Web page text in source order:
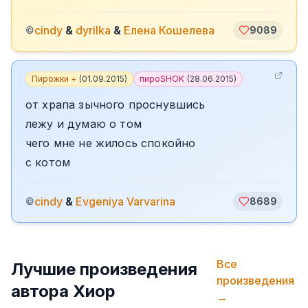
©cindy & dyrilka & Елена Кошелева 9089
Пирожки + (01.09.2015) пироSHOK (28.06.2015)
от храпа зычного проснувшись
лежу и думаю о том
чего мне не жилось спокойно
с котом
©cindy & Evgeniya Varvarina 8689
Лучшие произведения
автора Хиор
Все
произведения
→